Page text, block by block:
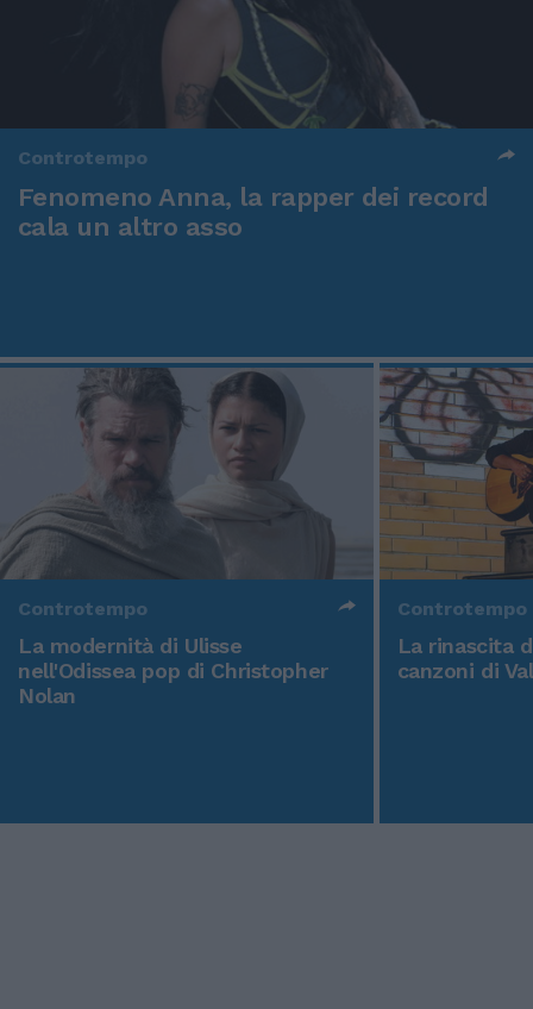
Controtempo
Fenomeno Anna, la rapper dei record
cala un altro asso
Controtempo
La modernità di Ulisse
nell'Odissea pop di Christopher
Nolan
Controtempo
La rinascita
canzoni di